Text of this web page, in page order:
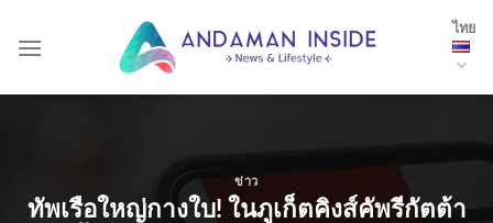
ไทย
ข่าว
ทัพเรือใหญ่กางใบ! ในภูเก็ตคิงส์คัพรีกัตต้า